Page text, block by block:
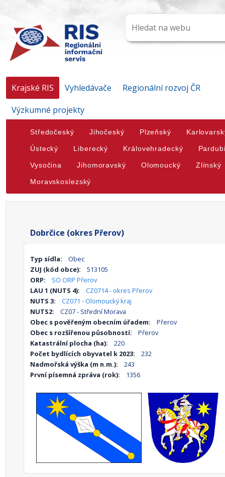
Krajské RIS Vyhledávače
Regionální rozvoj ČR
Výzkumné projekty
Středočeský Jihočeský Plzeňský
Ústecký Liberecký Královehradecký
Vysočina Jihomoravský Olomoucký Zlínský
Moravskoslezský
Dobrčice (okres Přerov)
Typ sídla:
Obec
ZUJ (kód obce):
513105
ORP:
SO ORP Přerov
LAU 1 (NUTS 4):
CZ0714 - okres Přerov
NUTS 3:
CZ071 - Olomoucký kraj
NUTS2:
CZ07 - Střední Morava
Obec s pověřeným obecním úřadem:
Přerov
Obec s rozšířenou působností:
Přerov
Katastrální plocha (ha):
220
Počet bydlících obyvatel k 2023:
232
Nadmořská výška (m n.m.):
243
První písemná zpráva (rok):
1356